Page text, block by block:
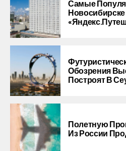
Самые
Обозрения
Построят В
Полетную
Из России